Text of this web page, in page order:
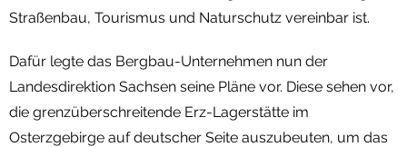
Straßenbau, Tourismus und Naturschutz vereinbar ist.
Dafür legte das Bergbau-Unternehmen nun der
Landesdirektion Sachsen seine Pläne vor. Diese sehen vor,
die grenzüberschreitende Erz-Lagerstätte im
Osterzgebirge auf deutscher Seite auszubeuten, um das